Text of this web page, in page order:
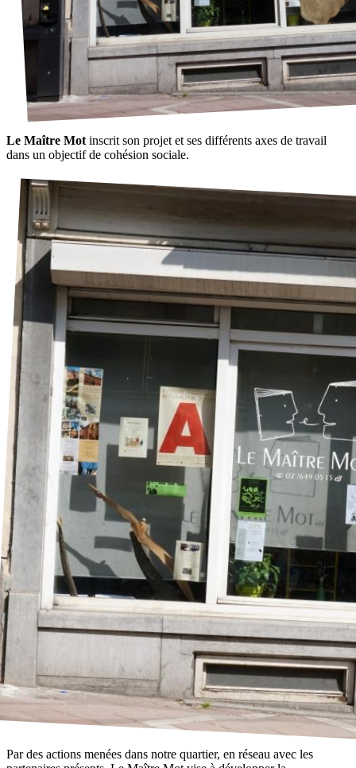
Le Maître Mot inscrit son projet et ses différents axes de travail
dans un objectif de cohésion sociale.
Par des actions menées dans notre quartier, en réseau avec les